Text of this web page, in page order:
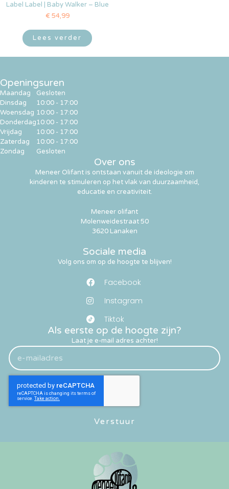
Label Label | Baby Walker – Blue
€ 54,99
Lees verder
Als eerste op de hoogte zijn?
Laat je e-mail adres achter!
Verstuur
Sociale media
Volg ons om op de hoogte te blijven!
Facebook
Instagram
Tiktok
Over ons
Meneer Olifant is ontstaan vanuit de ideologie om
kinderen te stimuleren op het vlak van duurzaamheid,
educatie en creativiteit.
Meneer olifant
Molenweidestraat 50
3620 Lanaken
Openingsuren
Maandag
Dinsdag
Woensdag
Donderdag
Vrijdag
Zaterdag
Zondag
Gesloten
10:00 - 17:00
10:00 - 17:00
10:00 - 17:00
10:00 - 17:00
10:00 - 17:00
Gesloten